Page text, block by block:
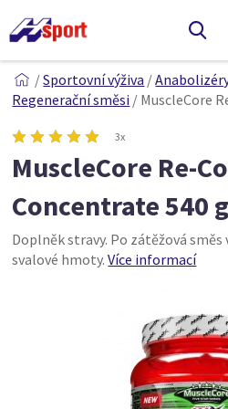
/Sportovní výživa /
Regenerační směsi / MuscleCore
3x
MuscleCore Re-
Concentrate 540 g
Doplněk stravy. Po zátěžová
svalové hmoty.Více informací